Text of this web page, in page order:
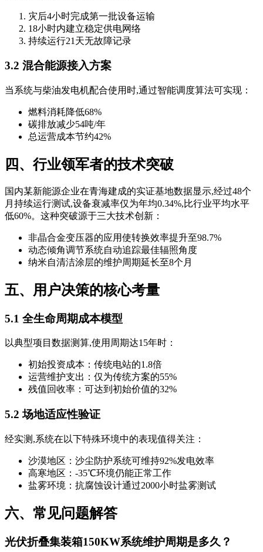
灾后4小时完成第一批设备运输
18小时内建立稳定供电网络
持续运行21天无故障记录
3.2 混合能源接入方案
当系统与柴油发电机配合使用时,通过智能调度算法可实现：
燃料消耗降低68%
碳排放减少54吨/年
总运营成本节约42%
四、行业领军者的技术突破
国内某新能源企业在青海建成的实证基地数据显示,经过48个
月持续运行测试,设备衰减率仅为年均0.34%,比行业平均水平
低60%。这种突破源于三大技术创新：
非晶合金变压器的应用使转换效率提升至98.7%
动态倾角调节系统自动追踪最佳辐照角度
纳米自清洁涂层的维护周期延长至8个月
五、用户决策的核心考量
5.1 全生命周期成本模型
以典型项目数据测算,使用周期达15年时：
初始投资成本：传统电站的1.8倍
运营维护支出：仅为传统方案的55%
残值回收率：可达到初始价值的32%
5.2 场地适应性验证
经实测,系统在以下特殊环境中的表现值得关注：
沙漠地区：沙尘防护系统可维持92%发电效率
高寒地区：-35℃环境仍能正常工作
盐雾环境：抗腐蚀设计通过2000小时盐雾测试
六、常见问题解答
光伏折叠集装箱150KW系统维护周期是多久？